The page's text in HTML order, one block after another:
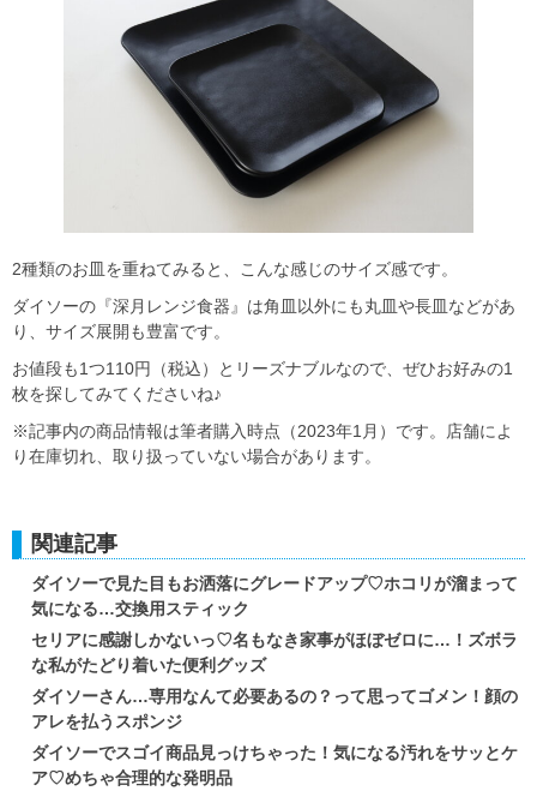
2種類のお皿を重ねてみると、こんな感じのサイズ感です。
ダイソーの『深月レンジ食器』は角皿以外にも丸皿や長皿などがあ
り、サイズ展開も豊富です。
お値段も1つ110円（税込）とリーズナブルなので、ぜひお好みの1
枚を探してみてくださいね♪
※記事内の商品情報は筆者購入時点（2023年1月）です。店舗によ
り在庫切れ、取り扱っていない場合があります。
関連記事
ダイソーで見た目もお洒落にグレードアップ♡ホコリが溜まって
気になる…交換用スティック
セリアに感謝しかないっ♡名もなき家事がほぼゼロに…！ズボラ
な私がたどり着いた便利グッズ
ダイソーさん…専用なんて必要あるの？って思ってゴメン！顔の
アレを払うスポンジ
ダイソーでスゴイ商品見っけちゃった！気になる汚れをサッとケ
ア♡めちゃ合理的な発明品